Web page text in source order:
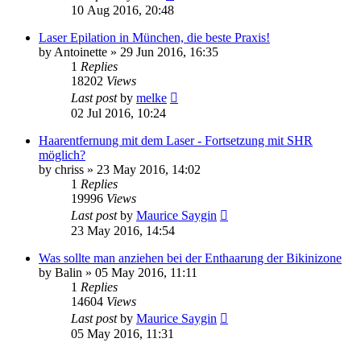
10 Aug 2016, 20:48
Laser Epilation in München, die beste Praxis!
by Antoinette » 29 Jun 2016, 16:35
1 Replies
18202 Views
Last postby melke
02 Jul 2016, 10:24
Haarentfernung mit dem Laser - Fortsetzung mit SHR
möglich?
by chriss » 23 May 2016, 14:02
1 Replies
19996 Views
Last postby Maurice Saygin
23 May 2016, 14:54
Was sollte man anziehen bei der Enthaarung der Bikinizone
by Balin » 05 May 2016, 11:11
1 Replies
14604 Views
Last postby Maurice Saygin
05 May 2016, 11:31